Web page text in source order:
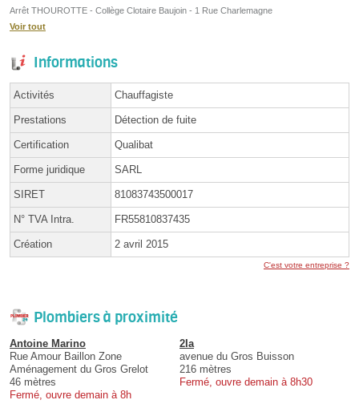
Arrêt THOUROTTE - Collège Clotaire Baujoin - 1 Rue Charlemagne
Voir tout
Informations
Activités Chauffagiste
Prestations Détection de fuite
Certification Qualibat
Forme juridique SARL
SIRET 81083743500017
N° TVA Intra. FR55810837435
Création 2 avril 2015
C'est votre entreprise ?
Plombiers à proximité
Antoine Marino
Rue Amour Baillon Zone
Aménagement du Gros Grelot
46 mètres
Fermé, ouvre demain à 8h
2Ia
avenue du Gros Buisson
216 mètres
Fermé, ouvre demain à 8h30